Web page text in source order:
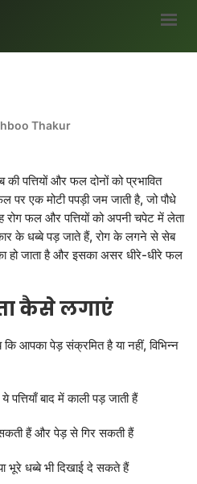
Thakur
पत्तियों और फल दोनों को प्रभावित
पर एक मोटी पपड़ी जम जाती है, जो पौधे
रोग फल और पत्तियों को अपनी चपेट में लेता
के धब्बे पड़ जाते हैं, रोग के लगने से सेब
का हो जाता है और इसका असर धीरे-धीरे फल
कैसे लगाएं
आपका पेड़ संक्रमित है या नहीं, विभिन्न
बाद में काली पड़ जाती हैं
सकती हैं और पेड़ से गिर सकती हैं
भूरे धब्बे भी दिखाई दे सकते हैं